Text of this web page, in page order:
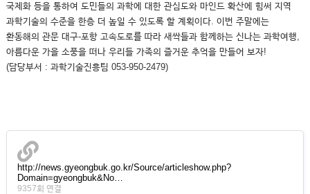
국제화 등을 통하여 도민들의 과학에 대한 관심도와 마인드 확산에 힘써 지역
과학기술의 수준을 한층 더 높일 수 있도록 할 계획이다. 이번 주말에는
환동해의 관문 대구-포항 고속도로를 따라 새싹들과 함께하는 신나는 과학여행,
아름다운 가을 소풍을 떠나 우리들 가족의 즐거운 추억을 만들어 보자!
(담당부서 : 과학기술진흥팀 053-950-2479)
http://news.gyeongbuk.go.kr/Source/articleshow.php?
Domain=gyeongbuk&No…
9357회 연결